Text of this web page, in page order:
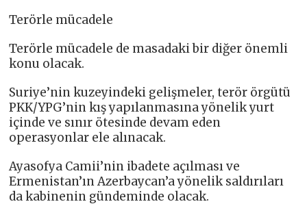
Terörle mücadele
Terörle mücadele de masadaki bir diğer önemli
konu olacak.
Suriye’nin kuzeyindeki gelişmeler, terör örgütü
PKK/YPG’nin kış yapılanmasına yönelik yurt
içinde ve sınır ötesinde devam eden
operasyonlar ele alınacak.
Ayasofya Camii’nin ibadete açılması ve
Ermenistan’ın Azerbaycan’a yönelik saldırıları
da kabinenin gündeminde olacak.